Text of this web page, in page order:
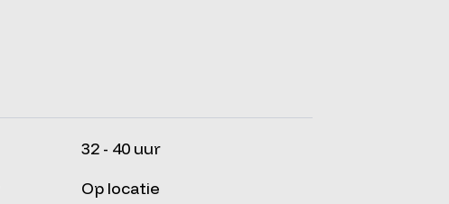
32 - 40 uur
Op locatie